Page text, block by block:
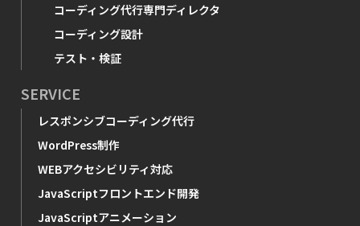
コーディング代行専門ディレクタ
コーディング設計
テスト・検証
SERVICE
レスポンシブコーディング代行
WordPress制作
WEBアクセシビリティ対応
JavaScriptフロントエンド開発
JavaScriptアニメーション